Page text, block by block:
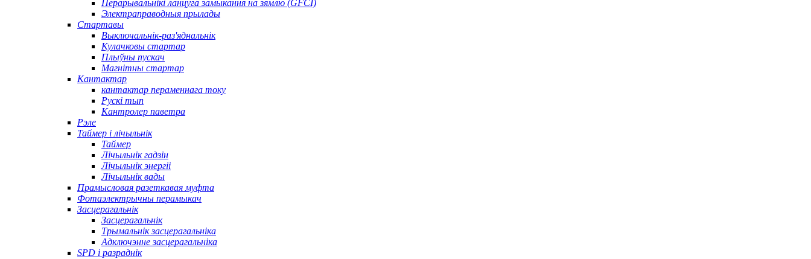
Перарывальнікі ланцуга замыкання на зямлю (GFCI)
Электраправодныя прылады
Стартавы
Выключальнік-раз'яднальнік
Кулачковы стартар
Плыўны пускач
Магнітны стартар
Кантактар
кантактар ​​пераменнага току
Рускі тып
Кантролер паветра
Рэле
Таймер і лічыльнік
Таймер
Лічыльнік гадзін
Лічыльнік энергіі
Лічыльнік вады
Прамысловая разеткавая муфта
Фотаэлектрычны перамыкач
Засцерагальнік
Засцерагальнік
Трымальнік засцерагальніка
Адключэнне засцерагальніка
SPD і разраднік